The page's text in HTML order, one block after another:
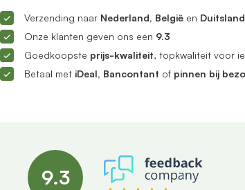
Verzending naar Nederland, België en Duitsland
Onze klanten geven ons een 9.3
Goedkoopste prijs-kwaliteit, topkwaliteit voor
Betaal met iDeal, Bancontant of pinnen bij
9.3